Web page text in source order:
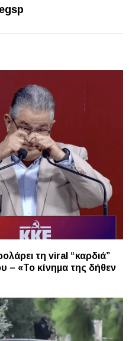
τη viral “καρδιά”
«Το κίνημα της δήθεν